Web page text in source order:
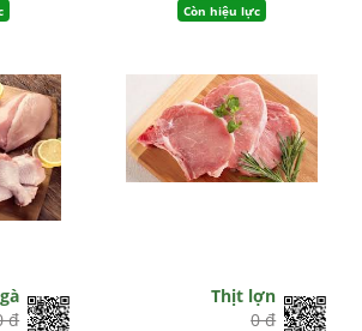
Còn hiệu lực
đ
Thịt lợn
0 đ